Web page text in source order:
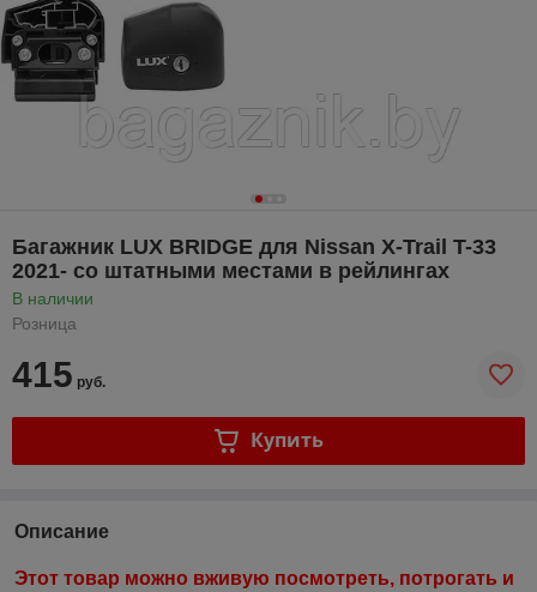
Багажник LUX BRIDGE для Nissan X-Trail T-33
2021- со штатными местами в рейлингах
В наличии
Розница
415 руб.
Купить
Описание
Этот товар можно вживую посмотреть, потрогать и